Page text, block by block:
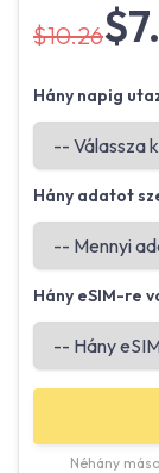
$10.26
Hány napig
Hány adatot
Hány eSIM-re
Néhány